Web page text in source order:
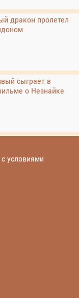
дракон пролетел
сыграет в
о Незнайке
условиями